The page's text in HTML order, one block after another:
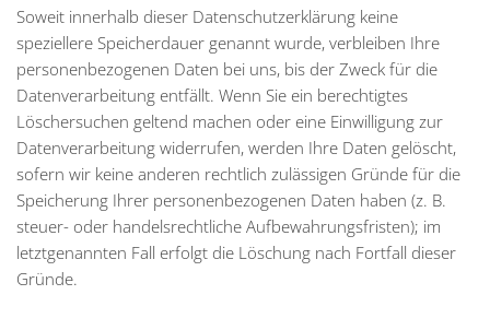
Soweit innerhalb dieser Datenschutzerklärung keine
speziellere Speicherdauer genannt wurde, verbleiben Ihre
personenbezogenen Daten bei uns, bis der Zweck für die
Datenverarbeitung entfällt. Wenn Sie ein berechtigtes
Löschersuchen geltend machen oder eine Einwilligung zur
Datenverarbeitung widerrufen, werden Ihre Daten gelöscht,
sofern wir keine anderen rechtlich zulässigen Gründe für die
Speicherung Ihrer personenbezogenen Daten haben (z. B.
steuer- oder handelsrechtliche Aufbewahrungsfristen); im
letztgenannten Fall erfolgt die Löschung nach Fortfall dieser
Gründe.